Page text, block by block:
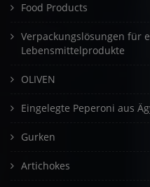
Food Products
Verpackungslösungen für
Lebensmittelprodukte
OLIVEN
Eingelegte Peperoni aus
Gurken
Artichokes